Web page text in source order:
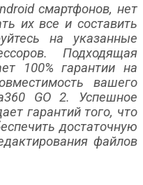
смартфонов, нет
их все и составить
на указанные
Подходящая
100% гарантии на
вашего
GO 2. Успешное
гарантий того, что
достаточную
файлов